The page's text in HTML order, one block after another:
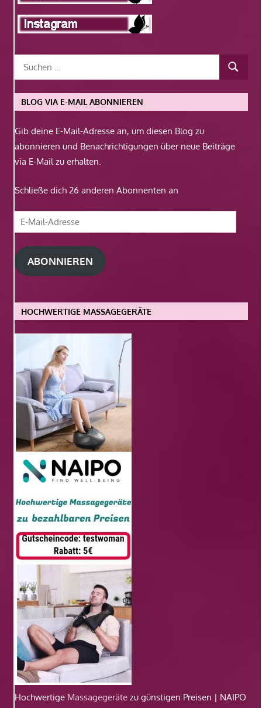
BLOG VIA E-MAIL ABONNIEREN
Gib deine E-Mail-Adresse an, um diesen Blog zu
abonnieren und Benachrichtigungen über neue Beiträge
via E-Mail zu erhalten.
Schließe dich 26 anderen Abonnenten an
E-
Mail-
Adresse
ABONNIEREN
HOCHWERTIGE MASSAGEGERÄTE
Hochwertige Massagegeräte zu günstigen Preisen | NAIPO